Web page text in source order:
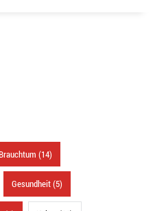
Brauchtum (14)
Gesundheit (5)